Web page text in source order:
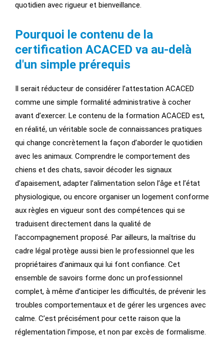
quotidien avec rigueur et bienveillance.
Pourquoi le contenu de la
certification ACACED va au-delà
d'un simple prérequis
Il serait réducteur de considérer l’attestation ACACED
comme une simple formalité administrative à cocher
avant d’exercer. Le contenu de la formation ACACED est,
en réalité, un véritable socle de connaissances pratiques
qui change concrètement la façon d’aborder le quotidien
avec les animaux. Comprendre le comportement des
chiens et des chats, savoir décoder les signaux
d’apaisement, adapter l’alimentation selon l’âge et l’état
physiologique, ou encore organiser un logement conforme
aux règles en vigueur sont des compétences qui se
traduisent directement dans la qualité de
l’accompagnement proposé. Par ailleurs, la maîtrise du
cadre légal protège aussi bien le professionnel que les
propriétaires d’animaux qui lui font confiance. Cet
ensemble de savoirs forme donc un professionnel
complet, à même d’anticiper les difficultés, de prévenir les
troubles comportementaux et de gérer les urgences avec
calme. C’est précisément pour cette raison que la
réglementation l’impose, et non par excès de formalisme.